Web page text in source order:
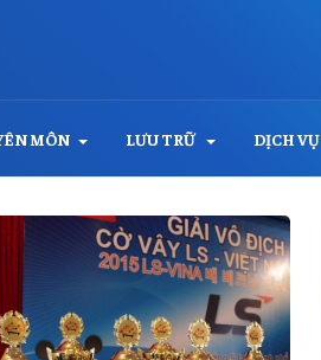
MÔN LƯU TRỮ DỊCH VỤ